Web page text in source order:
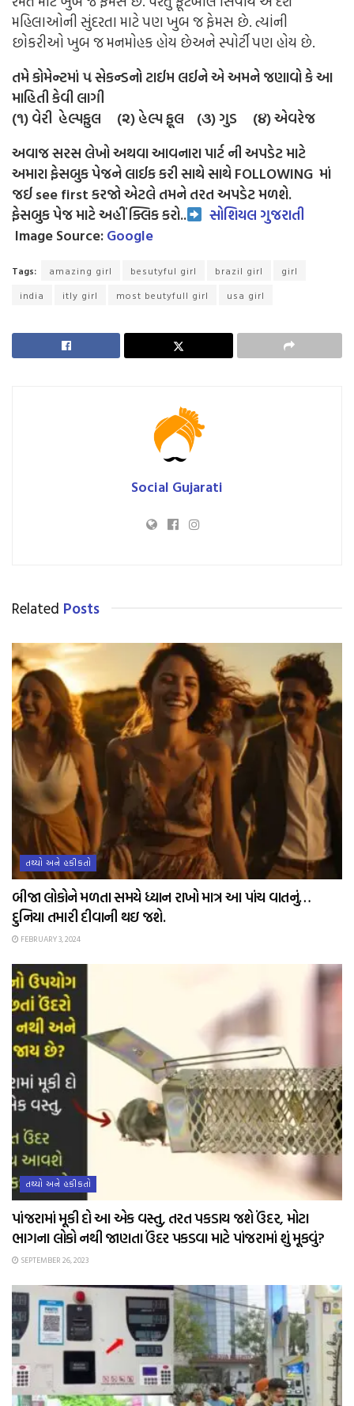
મહિલાઓની સુંદરતા માટે પણ ખુબ જ ફેમસ છે. ત્યાંની
છોકરીઓ ખુબ જ મનમોહક હોય છેઅને સ્પોર્ટી પણ હોય છે.
તમે કોમેન્ટમાં ૫ સેકન્ડનો ટાઈમ લઈને એ અમને જણાવો કે આ
માહિતી કેવી લાગી
(૧) વેરી હેલ્પફુલ (૨) હેલ્પ ફૂલ (૩) ગુડ (૪) એવરેજ
અવાજ સરસ લેખો અથવા આવનારા પાર્ટ ની અપડેટ માટે
અમારા ફેસબુક પેજને લાઈક કરી સાથે સાથે FOLLOWING માં
જઈ see first કરજો એટલે તમને તરત અપડેટ મળશે.
ફેસબુક પેજ માટે અહીં ક્લિક કરો..
સોશિયલ ગુજરાતી
Image Source:Google
Tags: amazing girl besutyful girl brazil girl
girl
india
itly girl most beutyfull girl usa girl
Social Gujarati
Related Posts
તથ્યો અને હકીકતો
બીજા લોકોને મળતા સમયે ધ્યાન રાખો માત્ર આ પાંચ વાતનું…
દુનિયા તમારી દીવાની થઇ જશે.
FEBRUARY 3, 2024
તથ્યો અને હકીકતો
પાંજરામાં મૂકી દો આ એક વસ્તુ, તરત પકડાય જશે ઉંદર, મોટા
ભાગના લોકો નથી જાણતા ઉંદર પકડવા માટે પાંજરામાં શું મૂકવું?
SEPTEMBER 26, 2023